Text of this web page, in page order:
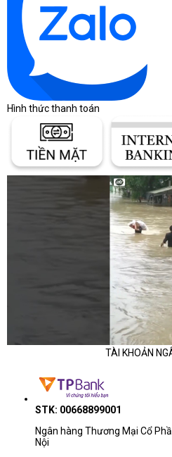
Hình thức thanh toán
TÀI KHOẢN
STK: 00668899001
Ngân hàng Thương Mại Cổ
Nội